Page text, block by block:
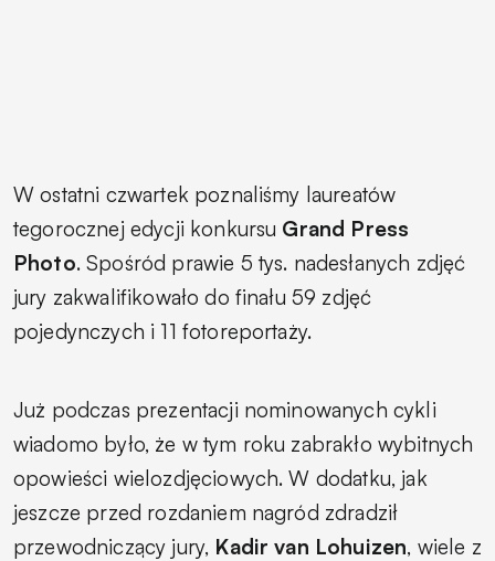
W ostatni czwartek poznaliśmy laureatów
tegorocznej edycji konkursu Grand Press
Photo. Spośród prawie 5 tys. nadesłanych zdjęć
jury zakwalifikowało do finału 59 zdjęć
pojedynczych i 11 fotoreportaży.
Już podczas prezentacji nominowanych cykli
wiadomo było, że w tym roku zabrakło wybitnych
opowieści wielozdjęciowych. W dodatku, jak
jeszcze przed rozdaniem nagród zdradził
przewodniczący jury, Kadir van Lohuizen, wiele z